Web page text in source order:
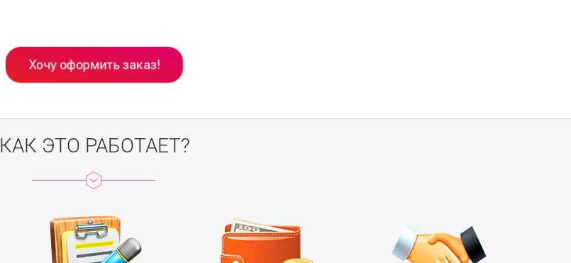
Хочу оформить заказ!
КАК ЭТО РАБОТАЕТ?